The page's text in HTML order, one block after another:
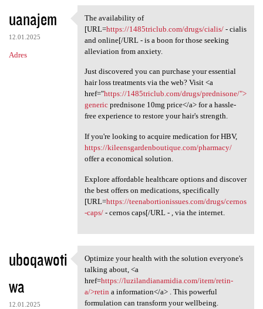
uanajem
12.01.2025
Adres
The availability of [URL
The availability of
[URL=https://1485triclub.com/drugs/cialis/- cialis
and online[/URL - is a boon for those seeking
alleviation from anxiety.
Just discovered you can purchase your essential
hair loss treatments via the web? Visit <a
href="https://1485triclub.com/drugs/prednisone/">
genericprednisone 10mg price</a> for a hassle-
free experience to restore your hair's strength.
If you're looking to acquire medication for HBV,
https://kileensgardenboutique.com/pharmacy/
offer a economical solution.
Explore affordable healthcare options and discover
the best offers on medications, specifically
[URL=https://teenabortionissues.com/drugs/cernos
-caps/- cernos caps[/URL - , via the internet.
uboqawoti
wa
12.01.2025
Optimize your health with the
Optimize your health with the solution everyone's
talking about, <a
href=https://luzilandianamidia.com/item/retin-
a/>retin a information</a> . This powerful
formulation can transform your wellbeing.